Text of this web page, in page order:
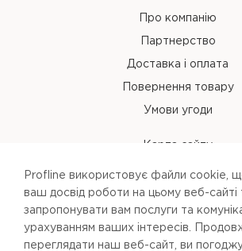
Про компанію
Партнерство
Доставка і оплата
Повернення товару
Умови угоди
Карта сайту
КОНТАКТИ
+38 (067) 238-97-
info@pl-
Profline використовує файли cookie,
ваш досвід роботи на цьому веб-сайті
запропонувати вам послуги та
урахуванням ваших інтересів.
переглядати наш веб-сайт, ви